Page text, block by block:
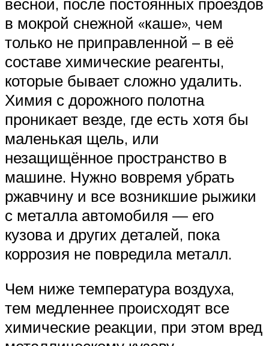
весной, после постоянных проездов
в мокрой снежной «каше», чем
только не приправленной – в её
составе химические реагенты,
которые бывает сложно удалить.
Химия с дорожного полотна
проникает везде, где есть хотя бы
маленькая щель, или
незащищённое пространство в
машине. Нужно вовремя убрать
ржавчину и все возникшие рыжики
с металла автомобиля — его
кузова и других деталей, пока
коррозия не повредила металл.
Чем ниже температура воздуха,
тем медленнее происходят все
химические реакции, при этом вред